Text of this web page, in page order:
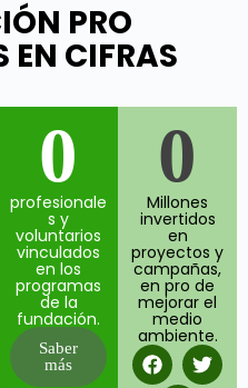
PRO
EN CIFRAS
0
profesionale
s y
voluntarios
vinculados
en los
programas
de la
fundación.
Saber
más
0
Millones
invertidos
en
proyectos y
campañas,
en pro de
mejorar el
medio
ambiente.